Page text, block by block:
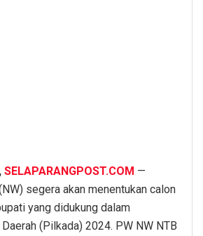
SELAPARANGPOST.COM —
segera akan menentukan calon
yang didukung dalam
(Pilkada) 2024. PW NW NTB